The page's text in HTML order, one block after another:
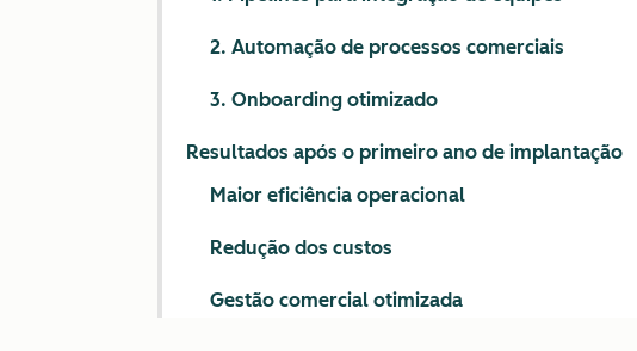
2. Automação de processos comerciais
3. Onboarding otimizado
Resultados após o primeiro ano de implantação
Maior eficiência operacional
Redução dos custos
Gestão comercial otimizada